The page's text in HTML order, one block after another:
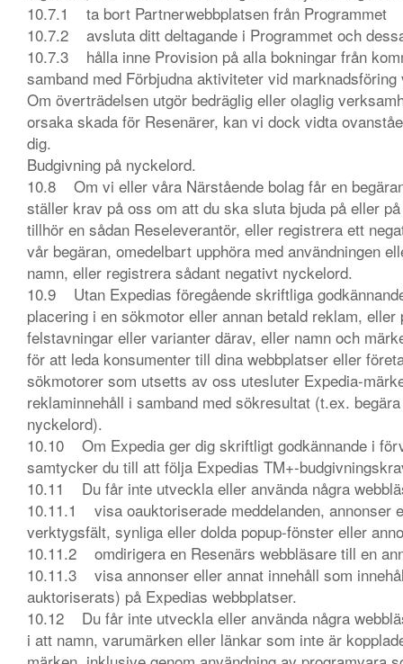
10.7.1 ta bort Partnerwebbplatsen från Programmet
10.7.2 avsluta ditt deltagande i Programmet och
10.7.3 hålla inne Provision på alla bokningar från
samband med Förbjudna aktiviteter vid
Om överträdelsen utgör bedräglig eller olaglig
orsaka skada för Resenärer, kan vi dock vidta
dig.
Budgivning på nyckelord.
10.8 Om vi eller våra Närstående bolag får en
ställer krav på oss om att du ska sluta bjuda på eller
tillhör en sådan Reseleverantör, eller registrera ett
vår begäran, omedelbart upphöra med användningen
namn, eller registrera sådant negativt nyckelord.
10.9 Utan Expedias föregående skriftliga
placering i en sökmotor eller annan betald reklam,
felstavningar eller varianter därav, eller namn och
för att leda konsumenter till dina webbplatser eller
sökmotorer som utsetts av oss utesluter Expedia-
reklaminnehåll i samband med sökresultat (t.ex.
nyckelord).
10.10 Om Expedia ger dig skriftligt godkännande i
samtycker du till att följa Expedias TM+-
10.11 Du får inte utveckla eller använda några
10.11.1 visa oauktoriserade meddelanden, annonser
verktygsfält, synliga eller dolda popup-fönster eller
10.11.2 omdirigera en Resenärs webbläsare till en
10.11.3 visa annonser eller annat innehåll som
auktoriserats) på Expedias webbplatser.
10.12 Du får inte utveckla eller använda några
i att namn, varumärken eller länkar som inte är